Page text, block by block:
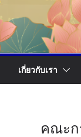
เกี่ยวกับเรา
คณะก